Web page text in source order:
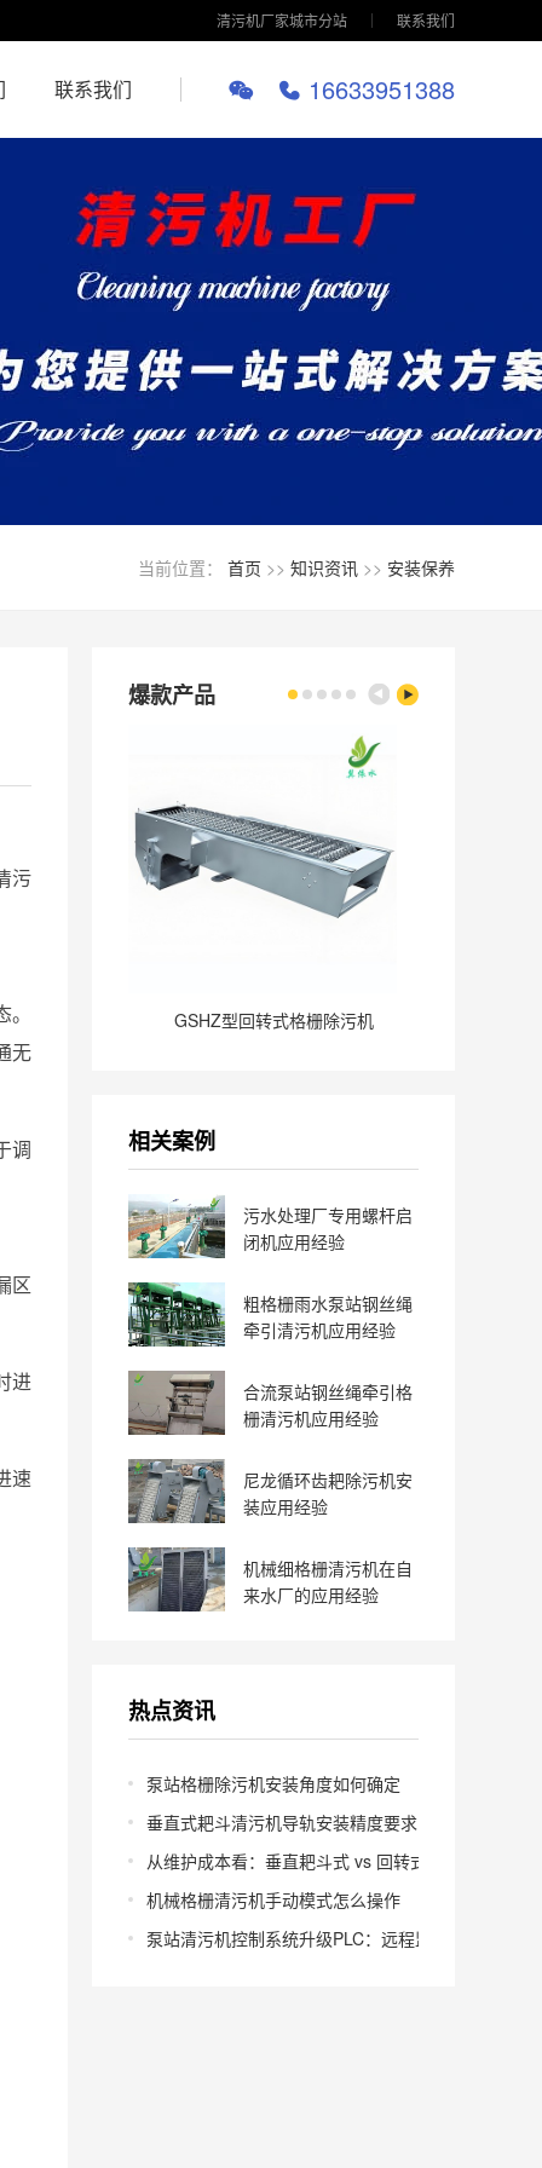
清污机厂家城市分站 联系我们
16633951388
联系我们
当前位置： 首页 >> 知识资讯 >> 安装保养
污
无
调
区
进
速
爆款产品
GSHZ型回转式格栅除污机
相关案例
污水处理厂专用螺杆启
闭机应用经验
粗格栅雨水泵站钢丝绳
牵引清污机应用经验
合流泵站钢丝绳牵引格
栅清污机应用经验
尼龙循环齿耙除污机安
装应用经验
机械细格栅清污机在自
来水厂的应用经验
热点资讯
泵站格栅除污机安装角度如何确定
垂直式耙斗清污机导轨安装精度要求多少
从维护成本看：垂直耙斗式 vs 回转式怎么选
机械格栅清污机手动模式怎么操作
泵站清污机控制系统升级PLC：远程监控怎么实现？